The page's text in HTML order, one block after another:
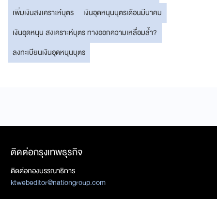
เพิ่มเงินสงเคราะห์บุตร
เงินอุดหนุนบุตรเดือนมีนาคม
เงินอุดหนุน สงเคราะห์บุตร ทางออกความเหลื่อมล้ำ?
ลงทะเบียนเงินอุดหนุนบุตร
ติดต่อกรุงเทพธุรกิจ
ติดต่อกองบรรณาธิการ
ktwebeditor@nationgroup.com